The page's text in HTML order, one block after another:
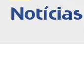
Notícias